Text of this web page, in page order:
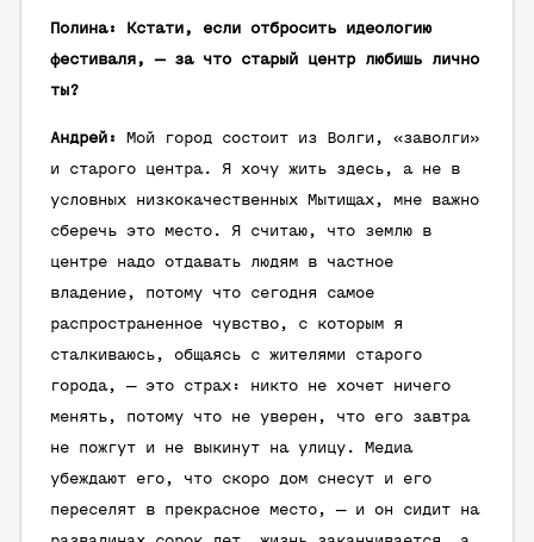
Полина: Кстати, если отбросить идеологию
фестиваля, — за что старый центр любишь лично
ты?
Андрей:
Мой город состоит из Волги, «заволги»
и старого центра. Я хочу жить здесь, а не в
условных низкокачественных Мытищах, мне важно
сберечь это место. Я считаю, что землю в
центре надо отдавать людям в частное
владение, потому что сегодня самое
распространенное чувство, с которым я
сталкиваюсь, общаясь с жителями старого
города, — это страх: никто не хочет ничего
менять, потому что не уверен, что его завтра
не пожгут и не выкинут на улицу. Медиа
убеждают его, что скоро дом снесут и его
переселят в прекрасное место, — и он сидит на